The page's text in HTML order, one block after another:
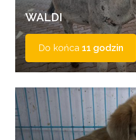
WALDI
Do końca 11 godzin